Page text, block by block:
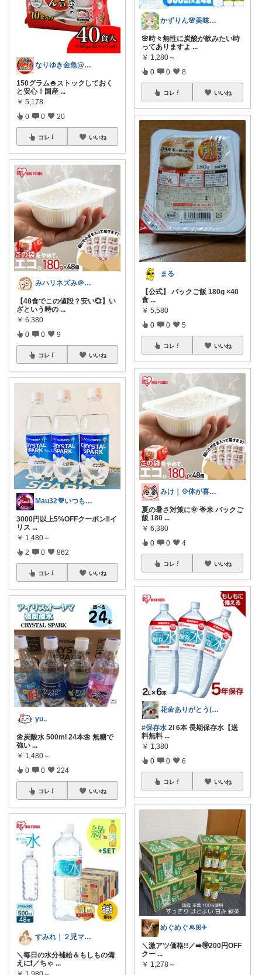
なりゆき金魚@生活はちょっとした工夫♪
150グラム🍚ストックしておく
と安心！国産 ...
￥ 5,178
0 0 20
コレ いいね
みハリネズみ＠健康オタク
【48食でこの値段？安い💞】い
ざという時の ...
￥ 6,380
0 0 9
コレ いいね
Mau32💜いつも有難うございます😊
3000円以上5%OFFクーポン‼️イ
リス ...
￥ 1,480～
2 0 862
コレ いいね
yu..
🌼炭酸水 500ml 24本🌼 無糖で
強い ...
￥ 1,480～
0 0 224
コレ いいね
すみれ｜２児ママの推しアイテム
＼毎日の水分補給＆もしもの備
えに❗️／ちゃ ...
かずりん🌸美味しいとお洒落と可愛い
🌸時々無性に炭酸が飲みたい時
ってありますよ ...
￥ 1,280～
0 0 8
コレ いいね
まる
【公式】 パックご飯 180g ×40
食 ...
￥ 5,580
0 0 5
コレ いいね
みけ｜💠体が喜ぶもの・便利なもの
夏の暑さ対策に🌞 🌟米 パックご
飯 180 ...
￥ 6,380
0 0 4
コレ いいね
花🌼ありがとう(*･ω･)*_ _)ﾍ
#保存水 2l 6本 長期保存水【送
料無料 ...
￥ 1,380
0 0 6
コレ いいね
めぐめぐꔛꕤ✈︎
＼激アツ価格!!／➡️🉐200円OFF
クー ...
￥ 1,278～